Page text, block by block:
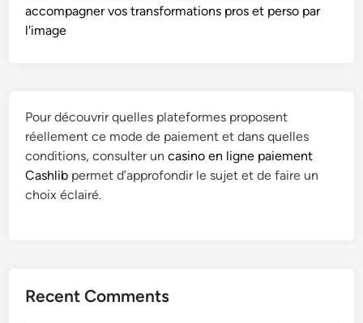
accompagner vos transformations pros et perso par
l'image
Pour découvrir quelles plateformes proposent
réellement ce mode de paiement et dans quelles
conditions, consulter uncasino en ligne paiement
Cashlib permet d’approfondir le sujet et de faire un
choix éclairé.
Recent Comments